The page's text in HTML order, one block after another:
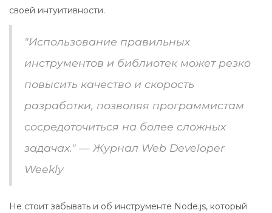
своей интуитивности.
"Использование правильных
инструментов и библиотек может резко
повысить качество и скорость
разработки, позволяя программистам
сосредоточиться на более сложных
задачах." — Журнал Web Developer
Weekly
Не стоит забывать и об инструменте Node.js, который